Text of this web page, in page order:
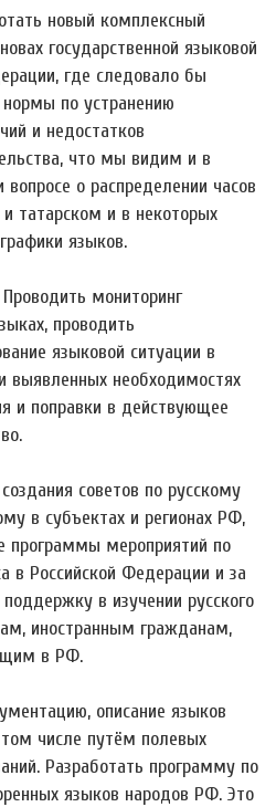
новый комплексный
государственной языковой
где следовало бы
по устранению
и недостатков
что мы видим и в
вопросе о распределении часов
татарском и в некоторых
языков.
мониторинг
проводить
языковой ситуации в
выявленных необходимостях
и поправки в действующее
советов по русскому
в субъектах и регионах РФ,
программы мероприятий по
в Российской Федерации и за
в изучении русского
иностранным гражданам,
в РФ.
описание языков
числе путём полевых
Разработать программу по
языков народов РФ. Это